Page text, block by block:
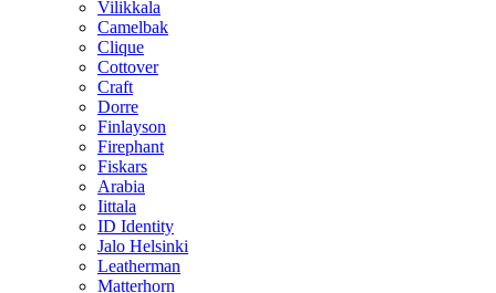
Vilikkala
Camelbak
Clique
Cottover
Craft
Dorre
Finlayson
Firephant
Fiskars
Arabia
Iittala
ID Identity
Jalo Helsinki
Leatherman
Matterhorn